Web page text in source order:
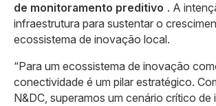
de monitoramento preditivo . A
infraestrutura para sustentar o
ecossistema de inovação local.
“Para um ecossistema de inovação
conectividade é um pilar estratégico.
N&DC, superamos um cenário crítico de